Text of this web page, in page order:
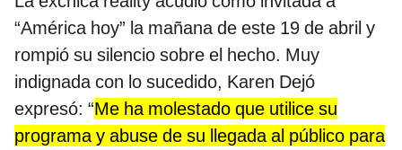
“América hoy” la mañana de este 19 de abril y
rompió su silencio sobre el hecho. Muy
indignada con lo sucedido, Karen Dejó
expresó: “Me ha molestado que utilice su
programa y abuse de su llegada al público para